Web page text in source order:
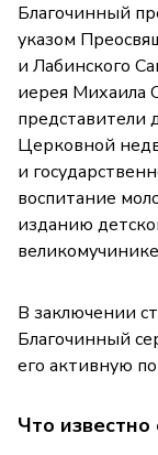
Благочинный
указом
и Лабинского
иерея Михаила
представители
Церковной
и
воспитание
изданию
В заключении
Благочинный
его активную
Что